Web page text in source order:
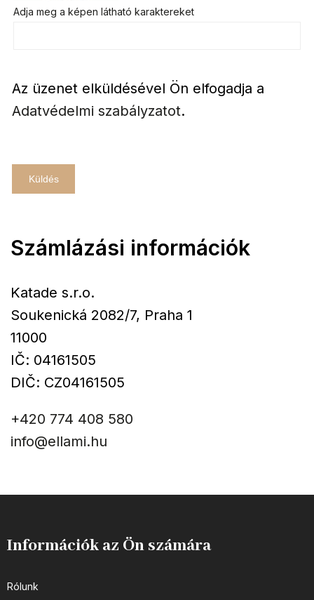
Adja meg a képen látható karaktereket
Az üzenet elküldésével Ön elfogadja a
Adatvédelmi szabályzatot.
Küldés
Számlázási információk
Katade s.r.o.
Soukenická 2082/7, Praha 1
11000
IČ: 04161505
DIČ: CZ04161505
+420 774 408 580
info@ellami.hu
Információk az Ön számára
Rólunk